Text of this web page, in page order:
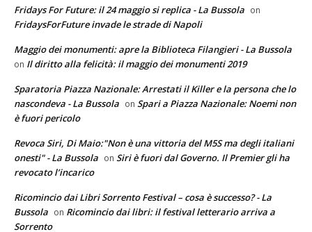
Fridays For Future: il 24 maggio si replica - La Bussola on
FridaysForFuture invade le strade di Napoli
Maggio dei monumenti: apre la Biblioteca Filangieri - La Bussola
on Il diritto alla felicità: il maggio dei monumenti 2019
Sparatoria Piazza Nazionale: Arrestati il Killer e la persona che lo
nascondeva - La Bussola on Spari a Piazza Nazionale: Noemi non
è fuori pericolo
Revoca Siri, Di Maio:"Non è una vittoria del M5S ma degli italiani
onesti" - La Bussola on Siri è fuori dal Governo. Il Premier gli ha
revocato l’incarico
Ricomincio dai Libri Sorrento Festival – cosa è successo? - La
Bussola on Ricomincio dai libri: il festival letterario arriva a
Sorrento